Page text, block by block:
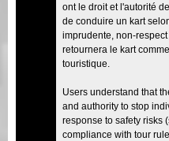
ont le droit et l'autorité
de conduire un kart
imprudente, non-
retournera le kart
touristique.
Users understand that
and authority to stop
response to safety risks
compliance with tour